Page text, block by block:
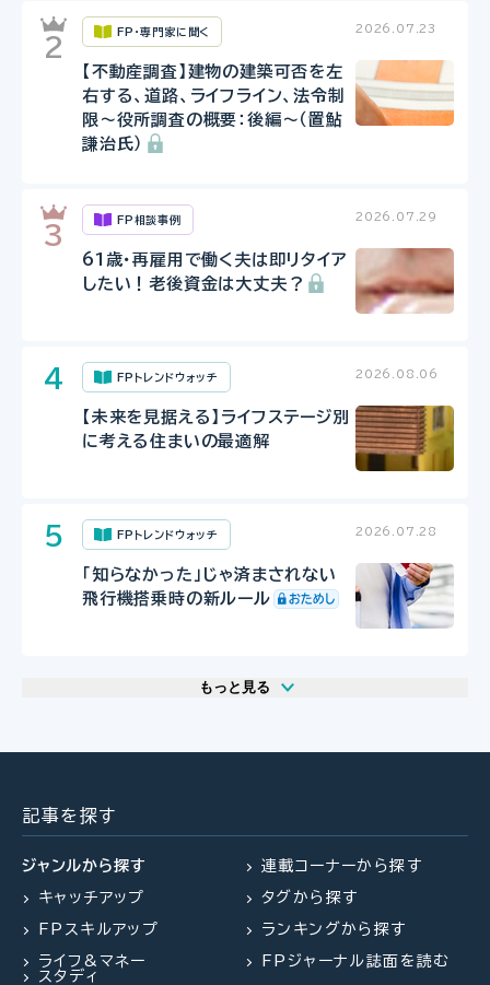
FP・専門家に聞く 2026.07.23
【不動産調査】建物の建築可否を左
右する、道路、ライフライン、法令制
限～役所調査の概要：後編～（置鮎
謙治氏）
FP相談事例 2026.07.29
61歳・再雇用で働く夫は即リタイア
したい！老後資金は大丈夫？
FPトレンドウォッチ 2026.08.06
【未来を見据える】ライフステージ別
に考える住まいの最適解
FPトレンドウォッチ 2026.07.28
「知らなかった」じゃ済まされない
飛行機搭乗時の新ルール
もっと見る
したい！老後資金は大丈夫？
FP・専門家に聞く
右する、道路、ライフライン、法令制
と株価評価・特例措置の行方(山田
&パートナーズ 宇田川氏、金沢
氏、西内氏)
FPトレンドウォッチ 2026.07.27
夏休み中の子どものランチ、負担を
え・リノベがより円滑に
FPトレンドウォッチ
ルが大幅変更
記事を探す
ジャンルから探す
キャッチアップ
FPスキルアップ
ライフ&マネー
スタディ
連載コーナーから探す
タグから探す
ランキングから探す
FPジャーナル誌面を読む